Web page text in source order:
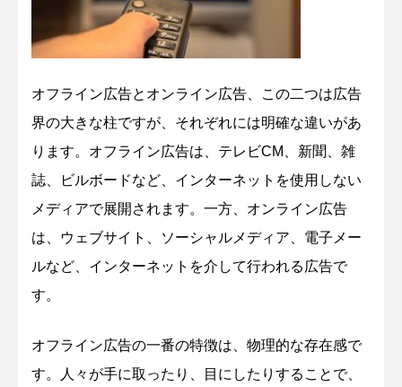
オフライン広告とオンライン広告、この二つは広告
界の大きな柱ですが、それぞれには明確な違いがあ
ります。オフライン広告は、テレビCM、新聞、雑
誌、ビルボードなど、インターネットを使用しない
メディアで展開されます。一方、オンライン広告
は、ウェブサイト、ソーシャルメディア、電子メー
ルなど、インターネットを介して行われる広告で
す。
オフライン広告の一番の特徴は、物理的な存在感で
す。人々が手に取ったり、目にしたりすることで、